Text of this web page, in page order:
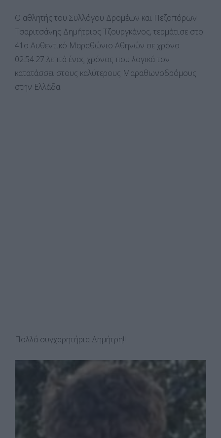
Ο αθλητής του Συλλόγου Δρομέων και Πεζοπόρων
Τσαριτσάνης Δημήτριος Τζουργκάνος, τερμάτισε στο
41ο Αυθεντικό Μαραθώνιο Αθηνών σε χρόνο
02:54:27 λεπτά ένας χρόνος που λογικά τον
κατατάσσει στους καλύτερους Μαραθωνοδρόμους
στην Ελλάδα.
Πολλά συγχαρητήρια Δημήτρη!!